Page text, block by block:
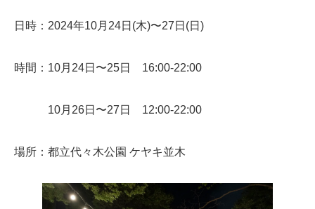
日時：2024年10月24日(木)〜27日(日)
時間：10月24日〜25日 16:00-22:00
10月26日〜27日 12:00-22:00
場所：都立代々木公園 ケヤキ並木